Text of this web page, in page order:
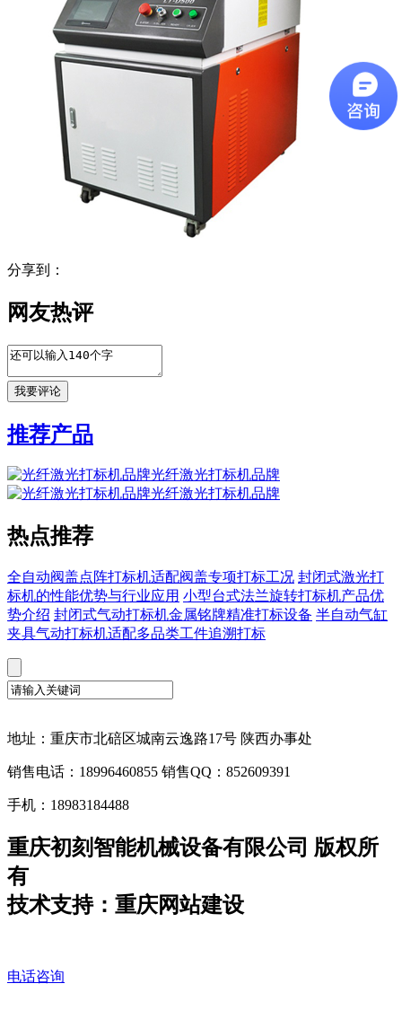
分享到：
网友热评
推荐产品
光纤激光打标机品牌
光纤激光打标机品牌
热点推荐
全自动阀盖点阵打标机适配阀盖专项打标工况 封闭式激光打
标机的性能优势与行业应用 小型台式法兰旋转打标机产品优
势介绍 封闭式气动打标机金属铭牌精准打标设备 半自动气缸
夹具气动打标机适配多品类工件追溯打标
地址：重庆市北碚区城南云逸路17号 陕西办事处
销售电话：18996460855 销售QQ：852609391
手机：18983184488
重庆初刻智能机械设备有限公司 版权所
有
技术支持：重庆网站建设
电话咨询